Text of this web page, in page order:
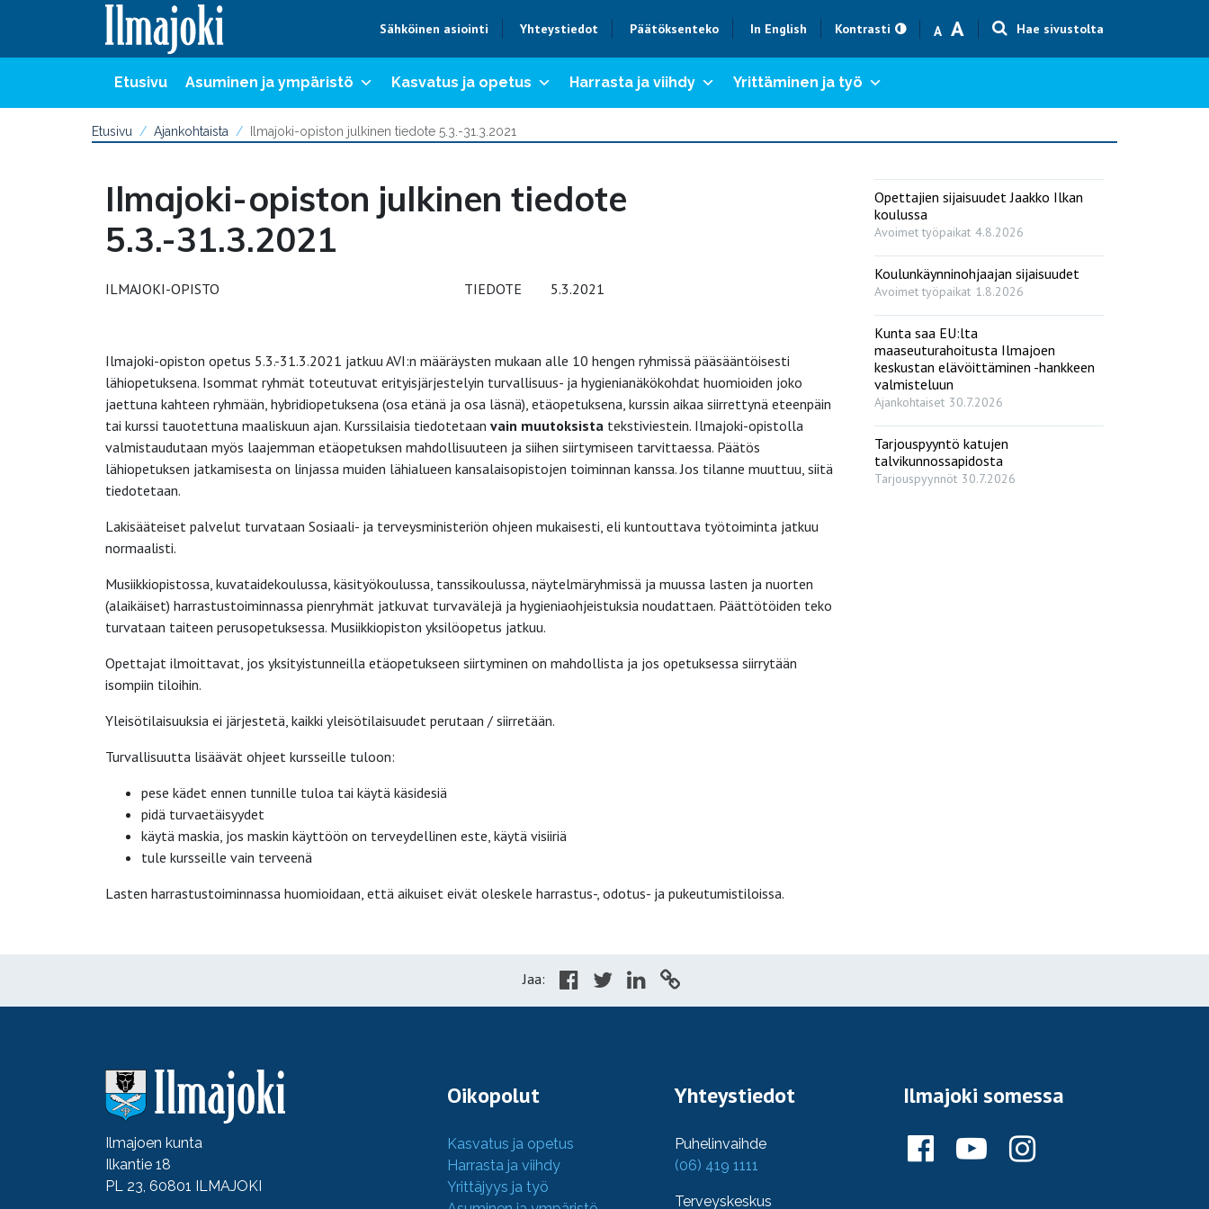
Sähköinen asiointi Yhteystiedot Päätöksenteko In English Kontrasti A
Text size smaller
AText size bigger
Hae sivustolta
Etusivu Asuminen ja ympäristö Kasvatus ja opetus Harrasta ja viihdy Yrittäminen ja työ
Etusivu Ajankohtaista Ilmajoki-opiston julkinen tiedote 5.3.-31.3.2021
Ilmajoki-opiston julkinen tiedote
5.3.-31.3.2021
ILMAJOKI-OPISTO TIEDOTE 5.3.2021
Ilmajoki-opiston opetus 5.3.-31.3.2021 jatkuu AVI:n määräysten mukaan alle 10 hengen ryhmissä pääsääntöisesti
lähiopetuksena. Isommat ryhmät toteutuvat erityisjärjestelyin turvallisuus- ja hygienianäkökohdat huomioiden joko
jaettuna kahteen ryhmään, hybridiopetuksena (osa etänä ja osa läsnä), etäopetuksena, kurssin aikaa siirrettynä eteenpäin
tai kurssi tauotettuna maaliskuun ajan. Kurssilaisia tiedotetaan vain muutoksista tekstiviestein. Ilmajoki-opistolla
valmistaudutaan myös laajemman etäopetuksen mahdollisuuteen ja siihen siirtymiseen tarvittaessa. Päätös
lähiopetuksen jatkamisesta on linjassa muiden lähialueen kansalaisopistojen toiminnan kanssa. Jos tilanne muuttuu, siitä
tiedotetaan.
Lakisääteiset palvelut turvataan Sosiaali- ja terveysministeriön ohjeen mukaisesti, eli kuntouttava työtoiminta jatkuu
normaalisti.
Musiikkiopistossa, kuvataidekoulussa, käsityökoulussa, tanssikoulussa, näytelmäryhmissä ja muussa lasten ja nuorten
(alaikäiset) harrastustoiminnassa pienryhmät jatkuvat turvavälejä ja hygieniaohjeistuksia noudattaen. Päättötöiden teko
turvataan taiteen perusopetuksessa. Musiikkiopiston yksilöopetus jatkuu.
Opettajat ilmoittavat, jos yksityistunneilla etäopetukseen siirtyminen on mahdollista ja jos opetuksessa siirrytään
isompiin tiloihin.
Yleisötilaisuuksia ei järjestetä, kaikki yleisötilaisuudet perutaan / siirretään.
Turvallisuutta lisäävät ohjeet kursseille tuloon:
pese kädet ennen tunnille tuloa tai käytä käsidesiä
pidä turvaetäisyydet
käytä maskia, jos maskin käyttöön on terveydellinen este, käytä visiiriä
tule kursseille vain terveenä
Lasten harrastustoiminnassa huomioidaan, että aikuiset eivät oleskele harrastus-, odotus- ja pukeutumistiloissa.
Opettajien sijaisuudet Jaakko Ilkan
koulussa
Avoimet työpaikat 4.8.2026
Koulunkäynninohjaajan sijaisuudet
Avoimet työpaikat 1.8.2026
Kunta saa EU:lta
maaseuturahoitusta Ilmajoen
keskustan elävöittäminen -hankkeen
valmisteluun
Ajankohtaiset 30.7.2026
Tarjouspyyntö katujen
talvikunnossapidosta
Tarjouspyynnöt 30.7.2026
Jaa:
Ilmajoen kunta
Ilkantie 18
PL 23, 60801 ILMAJOKI
Oikopolut
Kasvatus ja opetus
Harrasta ja viihdy
Yrittäjyys ja työ
Yhteystiedot
Puhelinvaihde
(06) 419 1111
Terveyskeskus
Ilmajoki somessa